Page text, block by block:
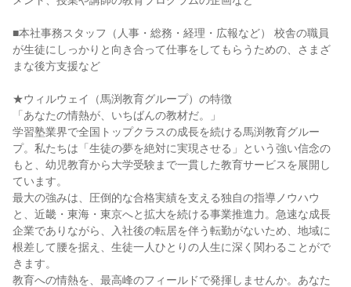
■本社事務スタッフ（人事・総務・経理・広報など） 校舎の職員
が生徒にしっかりと向き合って仕事をしてもらうための、さまざ
まな後方支援など
★ウィルウェイ（馬渕教育グループ）の特徴
「あなたの情熱が、いちばんの教材だ。」
学習塾業界で全国トップクラスの成長を続ける馬渕教育グルー
プ。私たちは「生徒の夢を絶対に実現させる」という強い信念の
もと、幼児教育から大学受験まで一貫した教育サービスを展開し
ています。
最大の強みは、圧倒的な合格実績を支える独自の指導ノウハウ
と、近畿・東海・東京へと拡大を続ける事業推進力。急速な成長
企業でありながら、入社後の転居を伴う転勤がないため、地域に
根差して腰を据え、生徒一人ひとりの人生に深く関わることがで
きます。
教育への情熱を、最高峰のフィールドで発揮しませんか。あなた